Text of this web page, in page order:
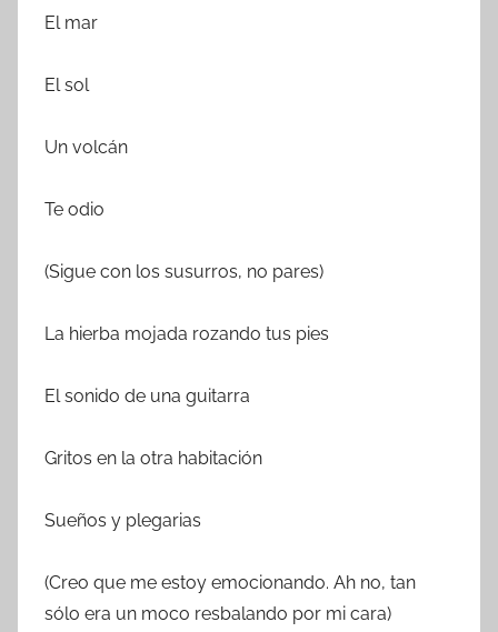
El mar
El sol
Un volcán
Te odio
(Sigue con los susurros, no pares)
La hierba mojada rozando tus pies
El sonido de una guitarra
Gritos en la otra habitación
Sueños y plegarias
(Creo que me estoy emocionando. Ah no, tan
sólo era un moco resbalando por mi cara)